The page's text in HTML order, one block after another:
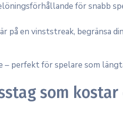
för snabb
på en vinststreak, begränsa
perfekt för spelare som
som